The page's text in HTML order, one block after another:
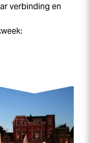
verbinding en
week: